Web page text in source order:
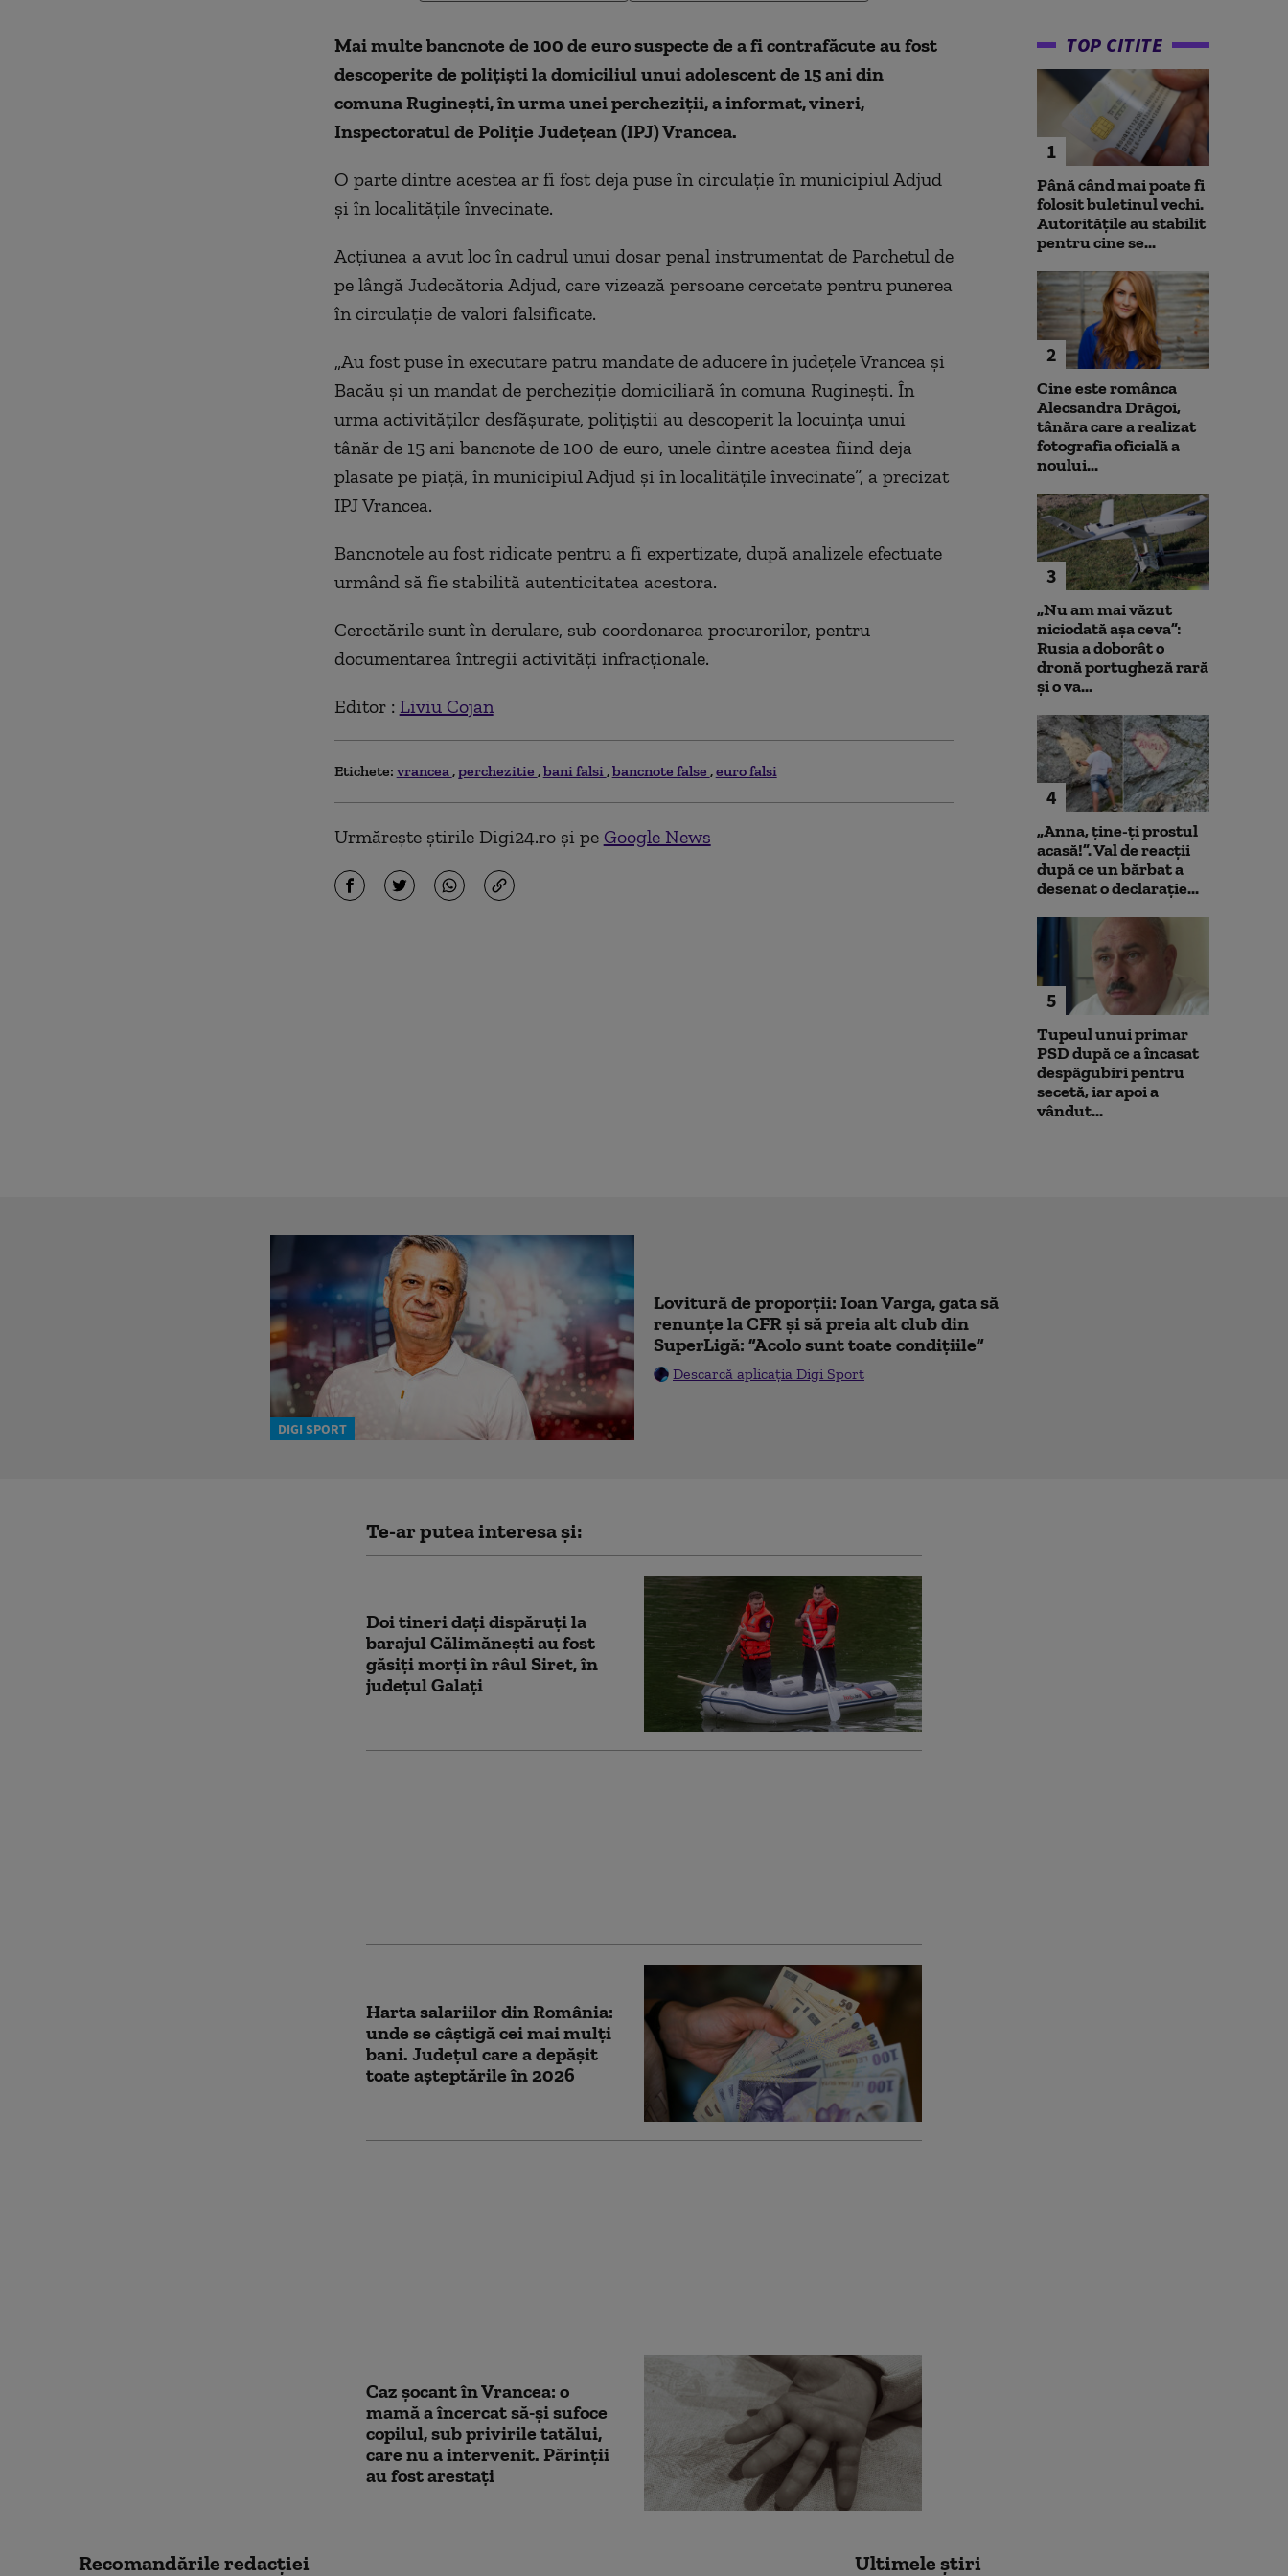
Mai multe bancnote de 100 de euro suspecte de a fi contrafăcute au fost
descoperite de poliţişti la domiciliul unui adolescent de 15 ani din
comuna Rugineşti, în urma unei percheziţii, a informat, vineri,
Inspectoratul de Poliţie Judeţean (IPJ) Vrancea.
O parte dintre acestea ar fi fost deja puse în circulaţie în municipiul Adjud
şi în localităţile învecinate.
Acţiunea a avut loc în cadrul unui dosar penal instrumentat de Parchetul de
pe lângă Judecătoria Adjud, care vizează persoane cercetate pentru punerea
în circulaţie de valori falsificate.
„Au fost puse în executare patru mandate de aducere în judeţele Vrancea şi
Bacău şi un mandat de percheziţie domiciliară în comuna Rugineşti. În
urma activităţilor desfăşurate, poliţiştii au descoperit la locuinţa unui
tânăr de 15 ani bancnote de 100 de euro, unele dintre acestea fiind deja
plasate pe piaţă, în municipiul Adjud şi în localităţile învecinate”, a precizat
IPJ Vrancea.
Bancnotele au fost ridicate pentru a fi expertizate, după analizele efectuate
urmând să fie stabilită autenticitatea acestora.
Cercetările sunt în derulare, sub coordonarea procurorilor, pentru
documentarea întregii activităţi infracţionale.
Editor : Liviu Cojan
Etichete: vrancea perchezitie bani falsi bancnote false euro falsi
Urmărește știrile Digi24.ro și pe Google News
TOP CITITE
1
Până când mai poate fi
folosit buletinul vechi.
Autoritățile au stabilit
pentru cine se...
2
Cine este românca
Alecsandra Drăgoi,
tânăra care a realizat
fotografia oficială a
noului...
3
„Nu am mai văzut
niciodată așa ceva”:
Rusia a doborât o
dronă portugheză rară
și o va...
4
„Anna, ţine-ţi prostul
acasă!”. Val de reacții
după ce un bărbat a
desenat o declarație...
5
Tupeul unui primar
PSD după ce a încasat
despăgubiri pentru
secetă, iar apoi a
vândut...
DIGI SPORT
Lovitură de proporții: Ioan Varga, gata să
renunțe la CFR și să preia alt club din
SuperLigă: ”Acolo sunt toate condițiile”
Descarcă aplicația Digi Sport
Te-ar putea interesa și:
Doi tineri dați dispăruți la
barajul Călimănești au fost
găsiți morți în râul Siret, în
județul Galați
Harta salariilor din România:
unde se câștigă cei mai mulți
bani. Județul care a depășit
toate așteptările în 2026
Caz șocant în Vrancea: o
mamă a încercat să-și sufoce
copilul, sub privirile tatălui,
care nu a intervenit. Părinții
au fost arestați
Recomandările redacţiei Ultimele știri